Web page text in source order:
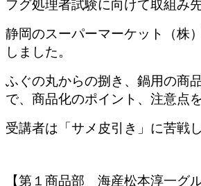
フグ処理者試験に向けて取組み
静岡のスーパーマーケット（株
しました。
ふぐの丸からの捌き、鍋用の商
で、商品化のポイント、注意点
受講者は「サメ皮引き」に苦戦
【第１商品部 海産松本淳一グ